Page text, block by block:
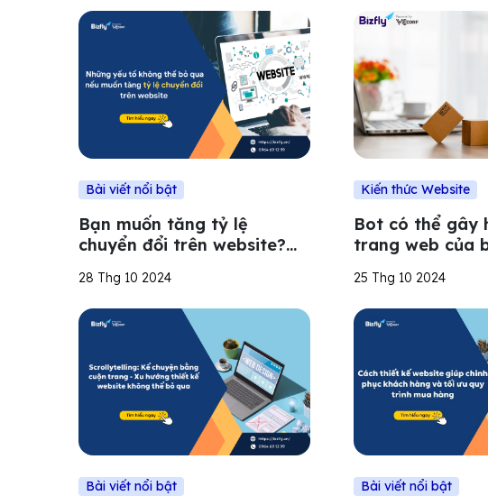
Bài viết nổi bật
Bạn muốn tăng tỷ lệ
chuyển đổi trên website?
sau đây!
28 Thg 10 2024
Kiến thức Website
Bot có thể gây
trang web của
25 Thg 10 2024
Bài viết nổi bật Bài viết nổi bật